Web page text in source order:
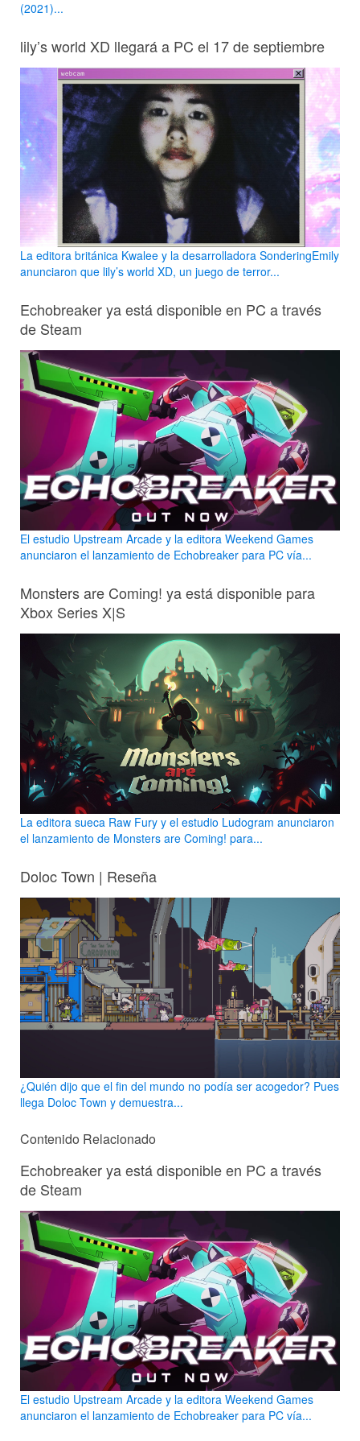
(2021)...
lily’s world XD llegará a PC el 17 de septiembre
La editora británica Kwalee y la desarrolladora SonderingEmily
anunciaron que lily’s world XD, un juego de terror...
Echobreaker ya está disponible en PC a través
de Steam
El estudio Upstream Arcade y la editora Weekend Games
anunciaron el lanzamiento de Echobreaker para PC vía...
Monsters are Coming! ya está disponible para
Xbox Series X|S
La editora sueca Raw Fury y el estudio Ludogram anunciaron
el lanzamiento de Monsters are Coming! para...
Doloc Town | Reseña
¿Quién dijo que el fin del mundo no podía ser acogedor? Pues
llega Doloc Town y demuestra...
Contenido Relacionado
Echobreaker ya está disponible en PC a través
de Steam
El estudio Upstream Arcade y la editora Weekend Games
anunciaron el lanzamiento de Echobreaker para PC vía...